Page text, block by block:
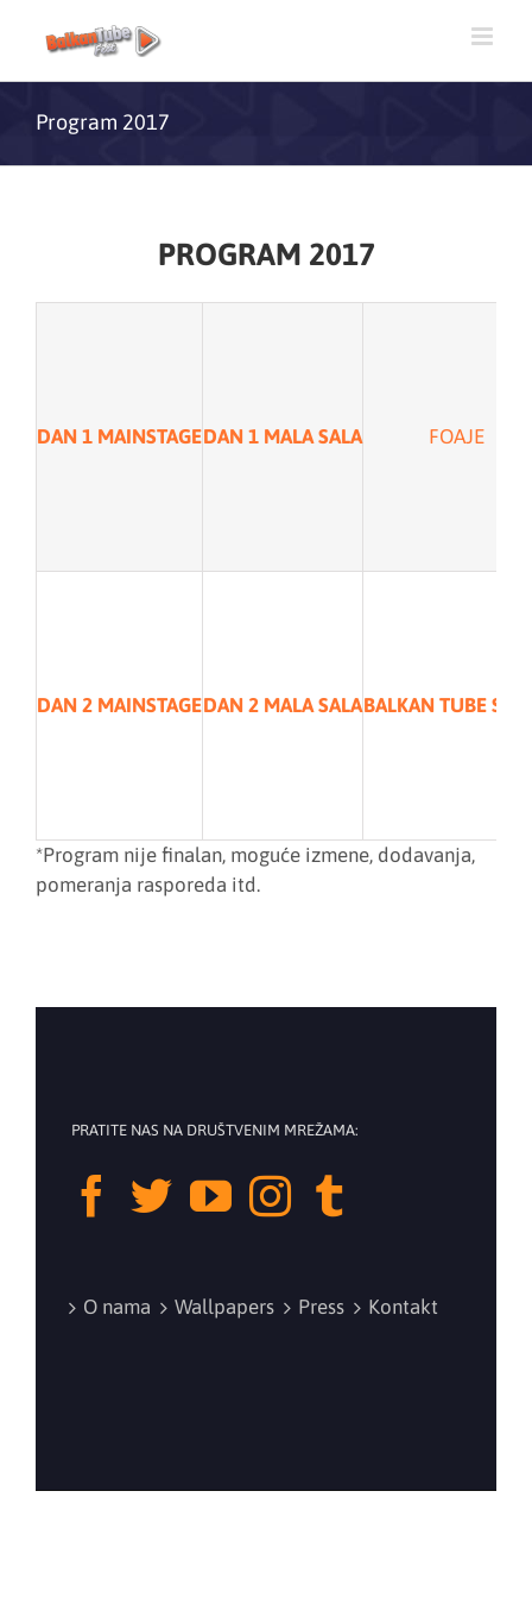
Program 2017
PROGRAM 2017
DAN 1 MAINSTAGEDAN 1 MALA SALA FOAJE
DAN 2 MAINSTAGEDAN 2 MALA SALABALKAN TUBE
*Program nije finalan, moguće izmene, dodavanja,
pomeranja rasporeda itd.
PRATITE NAS NA DRUŠTVENIM MREŽAMA:
O nama Wallpapers Press Kontakt